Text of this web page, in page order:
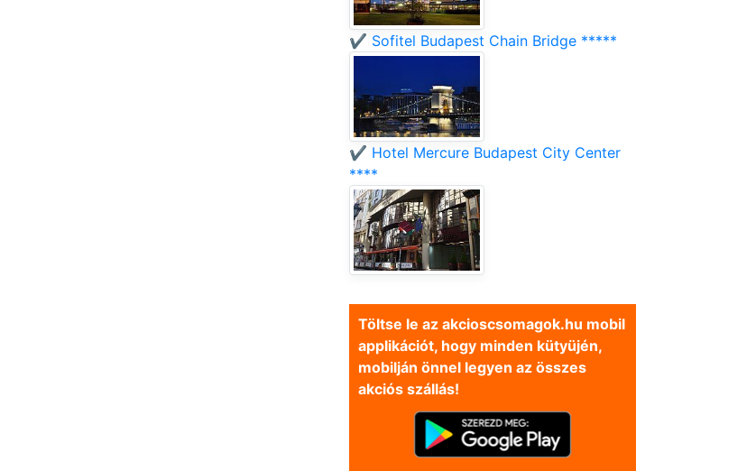
✔️ Sofitel Budapest Chain Bridge *****
✔️ Hotel Mercure Budapest City Center
****
Töltse le az akcioscsomagok.hu mobil
applikációt, hogy minden kütyüjén,
mobilján önnel legyen az összes
akciós szállás!